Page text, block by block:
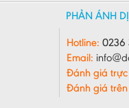
PHẢN ÁNH
Hotline: 0236
Email:
Đánh giá trực
Đánh giá